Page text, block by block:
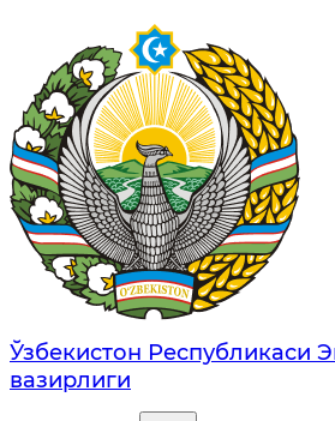
Ўзбекистон Республикаси
вазирлиги